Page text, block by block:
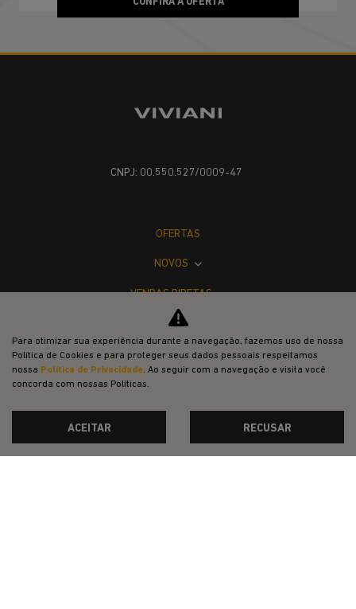
CNPJ: 00.550.527/0009-47
OFERTAS
NOVOS
VENDAS DIRETAS
JEEP ACESSÍVEL
SOLUÇÕES FINANCEIRAS
PÓS-VENDAS
INSTITUCIONAL
Para otimizar sua experiência durante a navegação, fazemos uso de nossa
Política de Cookies e para proteger seus dados pessoais respeitamos
nossa Política de Privacidade. Ao seguir com a navegação e visita você
concorda com nossas Políticas.
ACEITAR RECUSAR